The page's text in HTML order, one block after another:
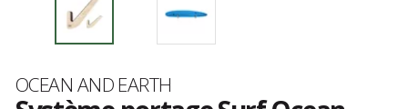
Marque
OCEAN AND EARTH